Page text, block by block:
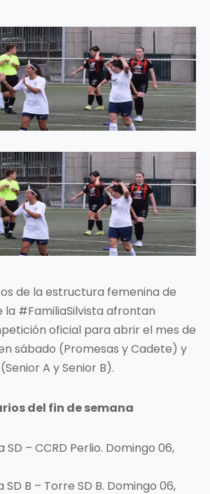
de la estructura femenina de
#FamiliaSilvista afrontan
oficial para abrir el mes de
sábado (Promesas y Cadete) y
A y Senior B).
del fin de semana
SD – CCRD Perlio. Domingo 06,
SD B – Torre SD B. Domingo 06,